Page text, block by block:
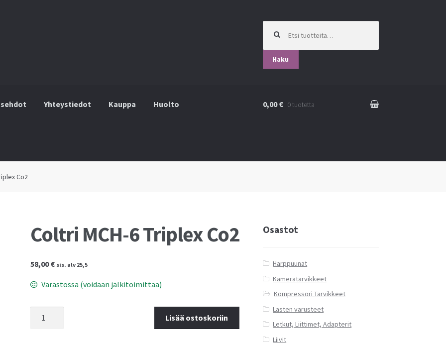
Haku
Yhteystiedot Kauppa Huolto 0,00 € 0 tuotetta
Co2
Coltri MCH-6 Triplex Co2
58,00€ sis. alv 25,5
Varastossa (voidaan jälkitoimittaa)
Lisää ostoskoriin
Osastot
Harppuunat
Kameratarvikkeet
Kompressori Tarvikkeet
Lasten varusteet
Letkut, Liittimet, Adapterit
Liivit